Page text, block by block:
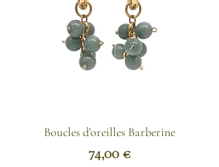
Boucles d'oreilles Barberine
Prix
74,00 €